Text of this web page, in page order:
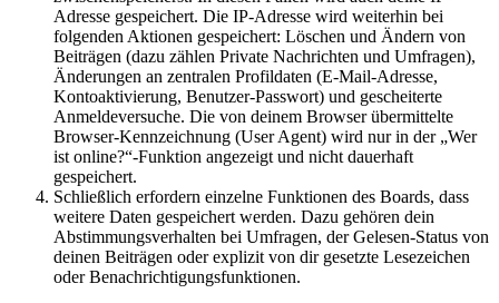
Adresse gespeichert. Die IP-Adresse wird weiterhin bei
folgenden Aktionen gespeichert: Löschen und Ändern von
Beiträgen (dazu zählen Private Nachrichten und Umfragen),
Änderungen an zentralen Profildaten (E-Mail-Adresse,
Kontoaktivierung, Benutzer-Passwort) und gescheiterte
Anmeldeversuche. Die von deinem Browser übermittelte
Browser-Kennzeichnung (User Agent) wird nur in der „Wer
ist online?“-Funktion angezeigt und nicht dauerhaft
gespeichert.
Schließlich erfordern einzelne Funktionen des Boards, dass
weitere Daten gespeichert werden. Dazu gehören dein
Abstimmungsverhalten bei Umfragen, der Gelesen-Status von
deinen Beiträgen oder explizit von dir gesetzte Lesezeichen
oder Benachrichtigungsfunktionen.